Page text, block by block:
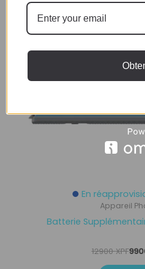
En
Appareil
Batterie
12900XPF